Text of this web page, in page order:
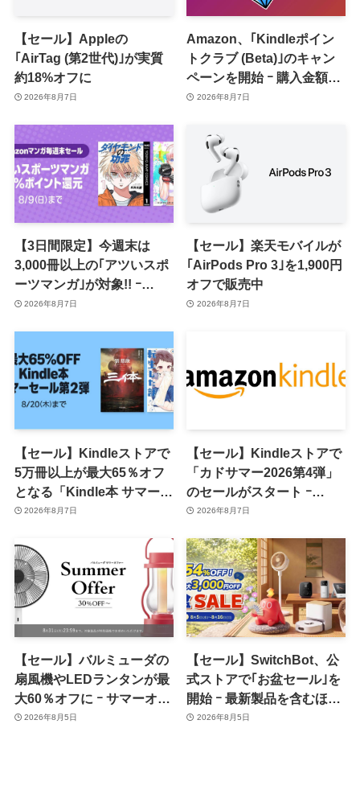
【セール】Appleの
｢AirTag (第2世代)｣が実質
約18%オフに
2026年8月7日
Amazon、｢Kindleポイン
トクラブ (Beta)｣のキャン
ペーンを開始 ｰ 購入金額に
応じて来月のポイント還元
2026年8月7日
【3日間限定】今週末は
3,000冊以上の｢アツいスポ
ーツマンガ｣が対象!! ｰ
｢Amazonマンガ毎週末セ
2026年8月7日
【セール】楽天モバイルが
｢AirPods Pro 3｣を1,900円
オフで販売中
2026年8月7日
【セール】Kindleストアで
5万冊以上が最大65％オフ
となる「Kindle本 サマーセ
ール第2弾」がスタート
2026年8月7日
【セール】Kindleストアで
「カドサマー2026第4弾」
のセールがスタート ｰ
KADOKAWAのKindle本
フに
2026年8月7日
【セール】バルミューダの
扇風機やLEDランタンが最
大60％オフに ｰ サマーオフ
ァーのセール開催中
2026年8月5日
【セール】SwitchBot、公
式ストアで｢お盆セール｣を
開始 ｰ 最新製品を含むほぼ
全品が最大54％オフに
2026年8月5日